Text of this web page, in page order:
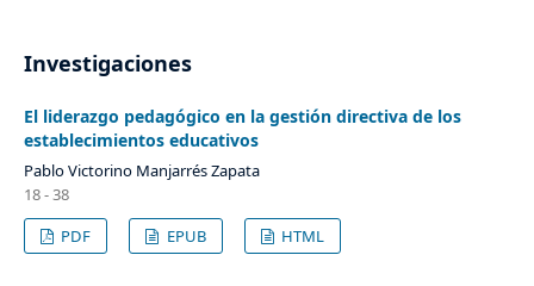
Investigaciones
El liderazgo pedagógico en la gestión directiva de los
establecimientos educativos
Pablo Victorino Manjarrés Zapata
18 - 38
PDF
EPUB HTML